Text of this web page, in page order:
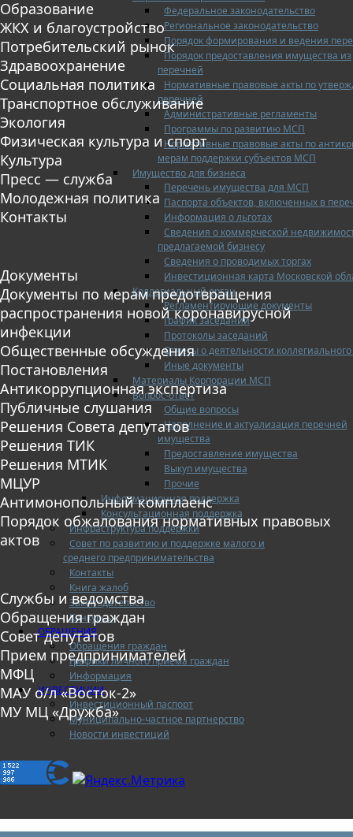
Федеральное законодательство
Региональное законодательство
Порядок формирования и ведения
Порядок предоставления имущества из
перечней
Нормативные правовые акты по
перечней
Административные регламенты
Программы по развитию МСП
Нормативные правовые акты по
мерам поддержки субъектов МСП
Имущество для бизнеса
Перечень имущества для МСП
Паспорта объектов, включенных в
Информация о льготах
Сведения о коммерческой
предлагаемой бизнесу
Сведения о проводимых торгах
Инвестиционная карта Московской
Коллегиальный орган
Регламентирующие документы
График заседаний
Протоколы заседаний
Отчеты о деятельности
Иные документы
Материалы Корпорации МСП
Вопрос-ответ
Общие вопросы
Наполнение и актуализация перечней
имущества
Предоставление имущества
Выкуп имущества
Прочие
Информационная поддержка
Консультационная поддержка
Инфраструктура поддержки
Совет по развитию и поддержке малого и
среднего предпринимательства
Контакты
Книга жалоб
Законодательство
Конкурсы
ОБРАЩЕНИЯ
Обращения граждан
Графики личного приема граждан
Информация
ИНВЕСТИЦИИ
Инвестиционный паспорт
Муниципально-частное партнерство
Новости инвестиций
Образование
ЖКХ и благоустройство
Потребительский рынок
Здравоохранение
Социальная политика
Транспортное обслуживание
Экология
Физическая культура и спорт
Культура
Пресс — служба
Молодежная политика
Контакты
Документы
Документы по мерам предотвращения
распространения новой коронавирусной
инфекции
Общественные обсуждения
Постановления
Антикоррупционная экспертиза
Публичные слушания
Решения Совета депутатов
Решения ТИК
Решения МТИК
МЦУР
Антимонопольный комплаенс
Порядок обжалования нормативных правовых
актов
Службы и ведомства
Обращения граждан
Совет депутатов
Прием предпринимателей
МФЦ
МАУ о/л «Восток-2»
МУ МЦ «Дружба»